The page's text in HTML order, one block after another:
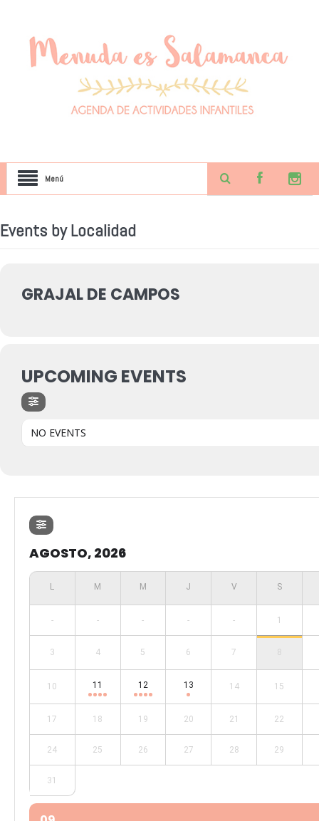
Menú
Events by Localidad
GRAJAL DE CAMPOS
UPCOMING EVENTS
NO EVENTS
AGOSTO, 2026
- - - - - 1
3 4 5 6 7 8
10 11 12 13 14 15
17 18 19 20 21 22
24 25 26 27 28 29
31